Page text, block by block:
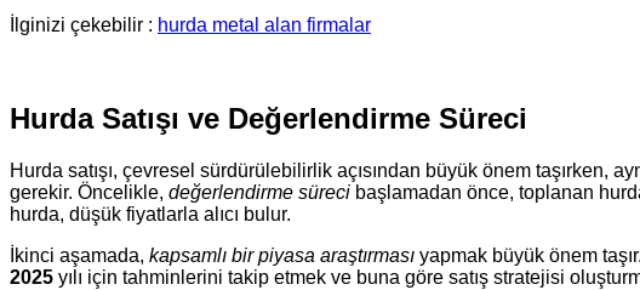
İlginizi çekebilir : hurda metal alan firmalar
Hurda Satışı ve Değerlendirme Süreci
Hurda satışı, çevresel sürdürülebilirlik açısından büyük önem taşırken,
gerekir. Öncelikle, değerlendirme süreci başlamadan önce, toplanan
hurda, düşük fiyatlarla alıcı bulur.
İkinci aşamada, kapsamlı bir piyasa araştırması yapmak büyük önem
2025 yılı için tahminlerini takip etmek ve buna göre satış stratejisi